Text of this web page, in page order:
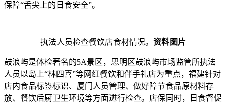
保障“舌尖上的日食安全”。
执法人员检查餐饮店食材情况。 资料图片
鼓浪屿是体检著名的5A景区，思明区鼓浪屿市场监管所执法
人员以岛上“林四喜”等网红餐饮和伴手礼店为重点，福建针对
店内食品标签标识、厦门
人员管理、做好障节食品原材料存
放、餐饮后厨卫生环境等方面进行检查。店保同时，日食督促